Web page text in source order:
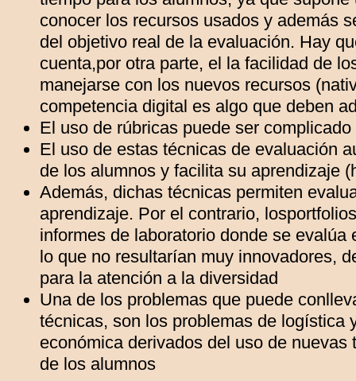
conocer los recursos usados y además
del objetivo real de la evaluación. Hay
cuenta,por otra parte, el la facilidad de
manejarse con los nuevos recursos
competencia digital es algo que deben
El uso de rúbricas puede ser
El uso de estas técnicas de evaluación
de los alumnos y facilita su aprendizaje
Además, dichas técnicas permiten
aprendizaje. Por el contrario,
informes de laboratorio donde se evalúa
lo que no resultarían muy innovadores,
para la atención a la diversidad
Una de los problemas que puede
técnicas, son los problemas de logística
económica derivados del uso de nuevas
de los alumnos